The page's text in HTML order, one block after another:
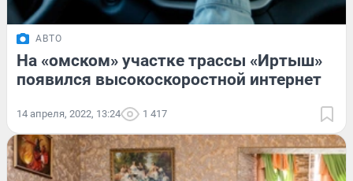
АВТО
На «омском» участке трассы «Иртыш»
появился высокоскоростной интернет
14 апреля, 2022, 13:24 1 417